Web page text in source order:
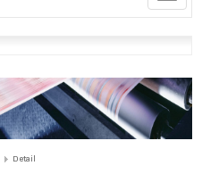
Detail